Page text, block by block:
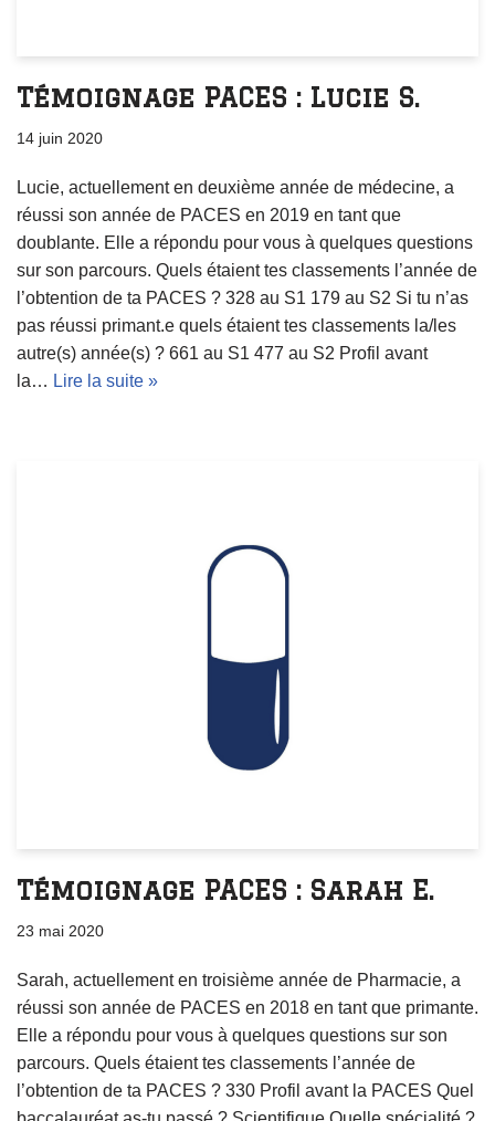
Témoignage PACES : Lucie S.
14 juin 2020
Lucie, actuellement en deuxième année de médecine, a
réussi son année de PACES en 2019 en tant que
doublante. Elle a répondu pour vous à quelques questions
sur son parcours. Quels étaient tes classements l’année de
l’obtention de ta PACES ? 328 au S1 179 au S2 Si tu n’as
pas réussi primant.e quels étaient tes classements la/les
autre(s) année(s) ? 661 au S1 477 au S2 Profil avant
la… Lire la suite »
Témoignage PACES : Sarah E.
23 mai 2020
Sarah, actuellement en troisième année de Pharmacie, a
réussi son année de PACES en 2018 en tant que primante.
Elle a répondu pour vous à quelques questions sur son
parcours. Quels étaient tes classements l’année de
l’obtention de ta PACES ? 330 Profil avant la PACES Quel